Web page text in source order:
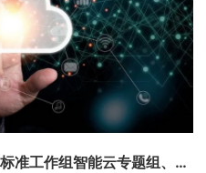
安超云出席全国信标委云计算标准工作组智能云专题组、云原生专题组工作研讨会